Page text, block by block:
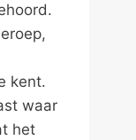
kent.
waar
het